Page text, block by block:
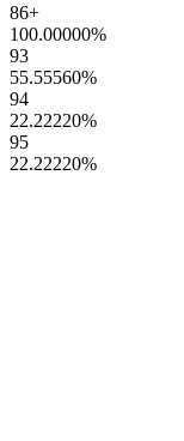
86+
100.00000%
93
55.55560%
94
22.22220%
95
22.22220%